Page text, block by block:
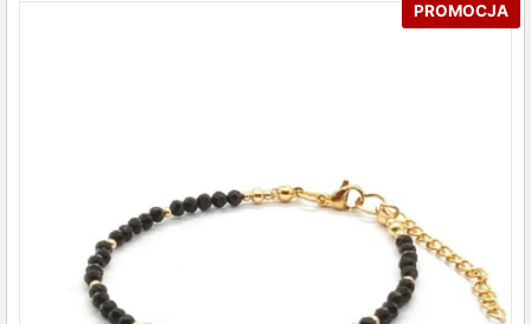
PROMOCJA